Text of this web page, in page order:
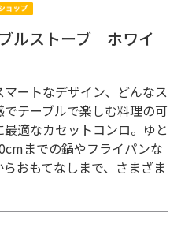
ルストーブ ホワイ
ートなデザイン、どんなス
テーブルで楽しむ料理の可
適なカセットコンロ。ゆと
までの鍋やフライパンな
おもてなしまで、さまざま